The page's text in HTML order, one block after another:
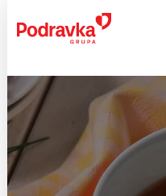
content